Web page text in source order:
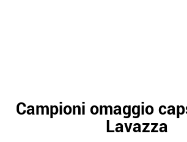
Campioni omaggio
Lavazza